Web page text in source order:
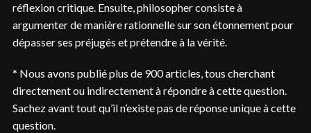
réflexion critique. Ensuite, philosopher consiste à
argumenter de manière rationnelle sur son étonnement pour
dépasser ses préjugés et prétendre à la vérité.
* Nous avons publié plus de 900 articles, tous cherchant
directement ou indirectement à répondre à cette question.
Sachez avant tout qu’il n’existe pas de réponse unique à cette
question.